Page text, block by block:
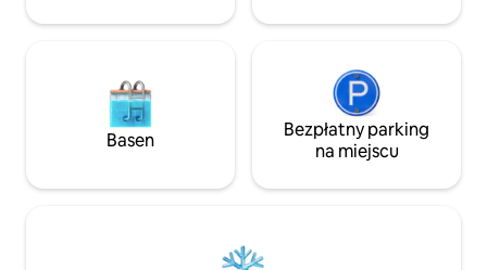
przygód!
i celowe ucieczki,
Basen
Bezpłatny parking
na miejscu